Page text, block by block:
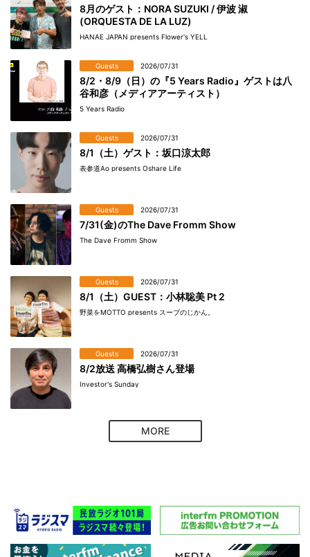
8月のゲスト：NORA SUZUKI / 伊波 淑
(ORQUESTA DE LA LUZ)
HANAE JAPAN presents Flower's YELL
Guests 2026/07/31
8/2・8/9（日）の『5 Years Radio』ゲストは八
谷和彦（メディアアーティスト）
5 Years Radio
Guests 2026/07/31
8/1（土）ゲスト：坂口涼太郎
表参道Ao presents Oshare Life
Guests 2026/07/31
7/31(金)のThe Dave Fromm Show
The Dave Fromm Show
Guests 2026/07/31
8/1（土）GUEST：小林聡美 Pt 2
野菜をMOTTO presents スープのじかん。
Guests 2026/07/31
8/2放送 高橋弘樹さん登場
Investor's Sunday
MORE